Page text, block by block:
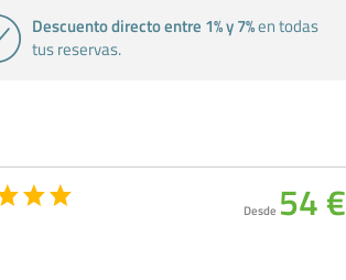
Descuento directo entre 1% y 7%en todas
tus reservas.
Desde 54 €